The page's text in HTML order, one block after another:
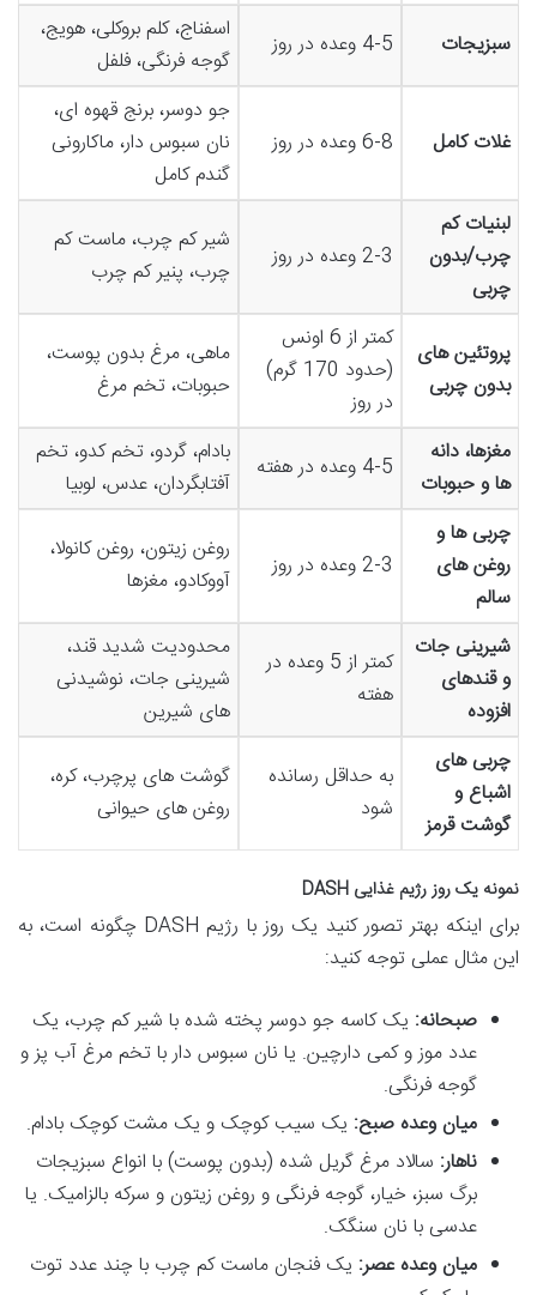
سبزیجات
4-5 وعده در روز
اسفناج، کلم بروکلی، هویج،
گوجه فرنگی، فلفل
غلات کامل 6-8 وعده در روز
جو دوسر، برنج قهوه ای،
نان سبوس دار، ماکارونی
گندم کامل
لبنیات کم
چرب/بدون
چربی
2-3 وعده در روز
شیر کم چرب، ماست کم
چرب، پنیر کم چرب
پروتئین های
بدون چربی
کمتر از 6 اونس
(حدود 170 گرم)
در روز
ماهی، مرغ بدون پوست،
حبوبات، تخم مرغ
مغزها، دانه
ها و حبوبات
4-5 وعده در هفته
بادام، گردو، تخم کدو، تخم
آفتابگردان، عدس، لوبیا
چربی ها و
روغن های
سالم
2-3 وعده در روز
روغن زیتون، روغن کانولا،
آووکادو، مغزها
شیرینی جات
و قندهای
افزوده
کمتر از 5 وعده در
هفته
محدودیت شدید قند،
شیرینی جات، نوشیدنی
های شیرین
چربی های
اشباع و
گوشت قرمز
به حداقل رسانده
شود
گوشت های پرچرب، کره،
روغن های حیوانی
نمونه یک روز رژیم غذایی DASH
برای اینکه بهتر تصور کنید یک روز با رژیم DASH چگونه است، به
این مثال عملی توجه کنید:
صبحانه: یک کاسه جو دوسر پخته شده با شیر کم چرب، یک
عدد موز و کمی دارچین. یا نان سبوس دار با تخم مرغ آب پز و
گوجه فرنگی.
میان وعده صبح: یک سیب کوچک و یک مشت کوچک بادام.
ناهار: سالاد مرغ گریل شده (بدون پوست) با انواع سبزیجات
برگ سبز، خیار، گوجه فرنگی و روغن زیتون و سرکه بالزامیک. یا
عدسی با نان سنگک.
میان وعده عصر: یک فنجان ماست کم چرب با چند عدد توت